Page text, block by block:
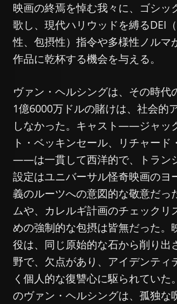
映画の終焉を悼む我々に、ゴシッ
歌し、現代ハリウッドを縛るDEI
性、包摂性）指令や多様性ノルマ
作品に乾杯する機会を与える。
ヴァン・ヘルシングは、その時代
1億6000万ドルの賭けは、社会的
しなかった。キャスト——ジャッ
ト・ベッキンセール、リチャード
——は一貫して西洋的で、トラン
設定はユニバーサル怪奇映画のヨ
義のルーツへの意図的な敬意だっ
ムや、カレルギ計画のチェックリ
めの強制的な包摂は皆無だった。
役は、同じ原始的な石から削り出
野で、欠点があり、アイデンティ
く個人的な復讐心に駆られていた
のヴァン・ヘルシングは、孤独な